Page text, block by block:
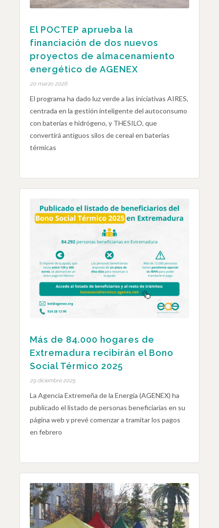
El POCTEP aprueba la
financiación de dos nuevos
proyectos de almacenamiento
energético de AGENEX
20 marzo 2026
El programa ha dado luz verde a las iniciativas AIRES,
centrada en la gestión inteligente del autoconsumo
con baterías e hidrógeno, y THESILO, que
convertirá antiguos silos de cereal en baterías
térmicas
Más de 84.000 hogares de
Extremadura recibirán el Bono
Social Térmico 2025
29 diciembre 2025
La Agencia Extremeña de la Energía (AGENEX) ha
publicado el listado de personas beneficiarias en su
página web y prevé comenzar a tramitar los pagos
en febrero